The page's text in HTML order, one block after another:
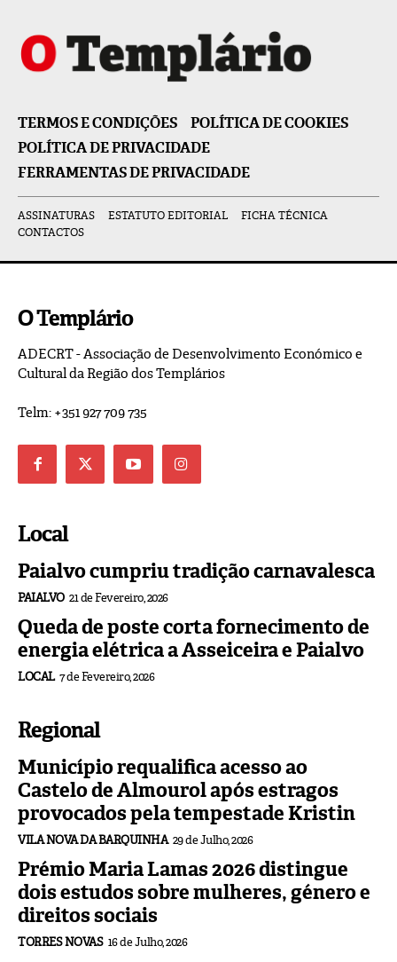
TERMOS E CONDIÇÕES
POLÍTICA DE COOKIES
POLÍTICA DE PRIVACIDADE
FERRAMENTAS DE PRIVACIDADE
ASSINATURAS ESTATUTO EDITORIAL
FICHA TÉCNICA
CONTACTOS
O Templário
ADECRT - Associação de Desenvolvimento Económico e
Cultural da Região dos Templários
Telm: +351 927 709 735
Local
Paialvo cumpriu tradição carnavalesca
PAIALVO 21 de Fevereiro, 2026
Queda de poste corta fornecimento de
energia elétrica a Asseiceira e Paialvo
LOCAL 7 de Fevereiro, 2026
Regional
Município requalifica acesso ao
Castelo de Almourol após estragos
provocados pela tempestade Kristin
VILA NOVA DA BARQUINHA 29 de Julho, 2026
Prémio Maria Lamas 2026 distingue
dois estudos sobre mulheres, género e
direitos sociais
TORRES NOVAS 16 de Julho, 2026